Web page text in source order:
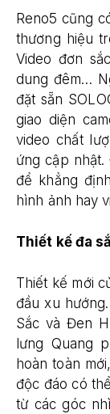
Reno5 cũng
thương hiệu
Video đơn
dung đêm…
đặt sẵn
giao diện
video chất
ứng cập
để khẳng
hình ảnh hay
Thiết kế đa
Thiết kế mới
đầu xu
Sắc và Đen
lưng Quang
hoàn toàn
độc đáo có
từ các góc